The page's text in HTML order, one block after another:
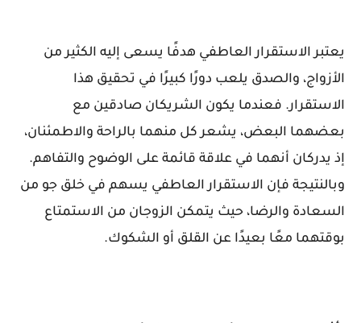
يعتبر الاستقرار العاطفي هدفًا يسعى إليه الكثير من
الأزواج، والصدق يلعب دورًا كبيرًا في تحقيق هذا
الاستقرار. فعندما يكون الشريكان صادقين مع
بعضهما البعض، يشعر كل منهما بالراحة والاطمئنان،
إذ يدركان أنهما في علاقة قائمة على الوضوح والتفاهم.
وبالنتيجة فإن الاستقرار العاطفي يسهم في خلق جو من
السعادة والرضا، حيث يتمكن الزوجان من الاستمتاع
بوقتهما معًا بعيدًا عن القلق أو الشكوك.